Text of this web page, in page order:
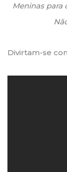
Meninas para
Divirtam-se